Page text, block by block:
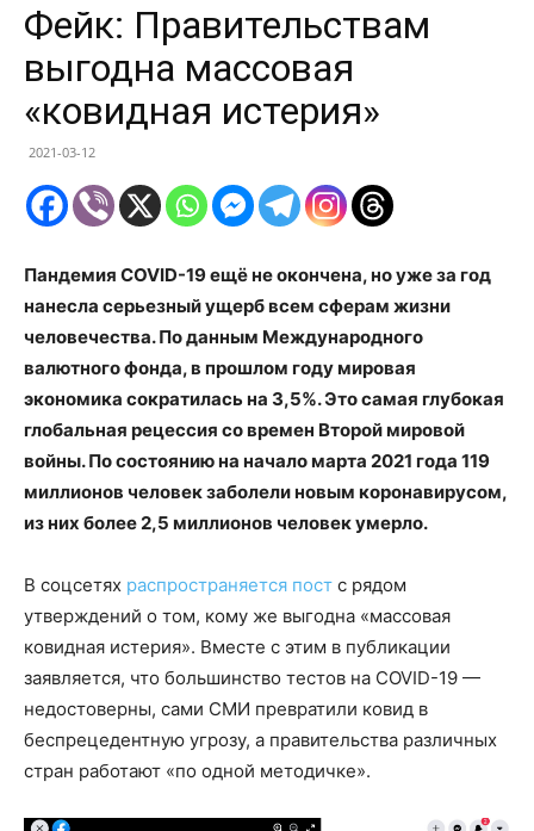
Фейк: Правительствам
выгодна массовая
«ковидная истерия»
2021-03-12
Пандемия COVID-19 ещё не окончена, но уже за год
нанесла серьезный ущерб всем сферам жизни
человечества. По данным Международного
валютного фонда, в прошлом году мировая
экономика сократилась на 3,5%. Это самая глубокая
глобальная рецессия со времен Второй мировой
войны. По состоянию на начало марта 2021 года 119
миллионов человек заболели новым коронавирусом,
из них более 2,5 миллионов человек умерло.
В соцсетях распространяется пост с рядом
утверждений о том, кому же выгодна «массовая
ковидная истерия». Вместе с этим в публикации
заявляется, что большинство тестов на COVID-19 —
недостоверны, сами СМИ превратили ковид в
беспрецедентную угрозу, а правительства различных
стран работают «по одной методичке».